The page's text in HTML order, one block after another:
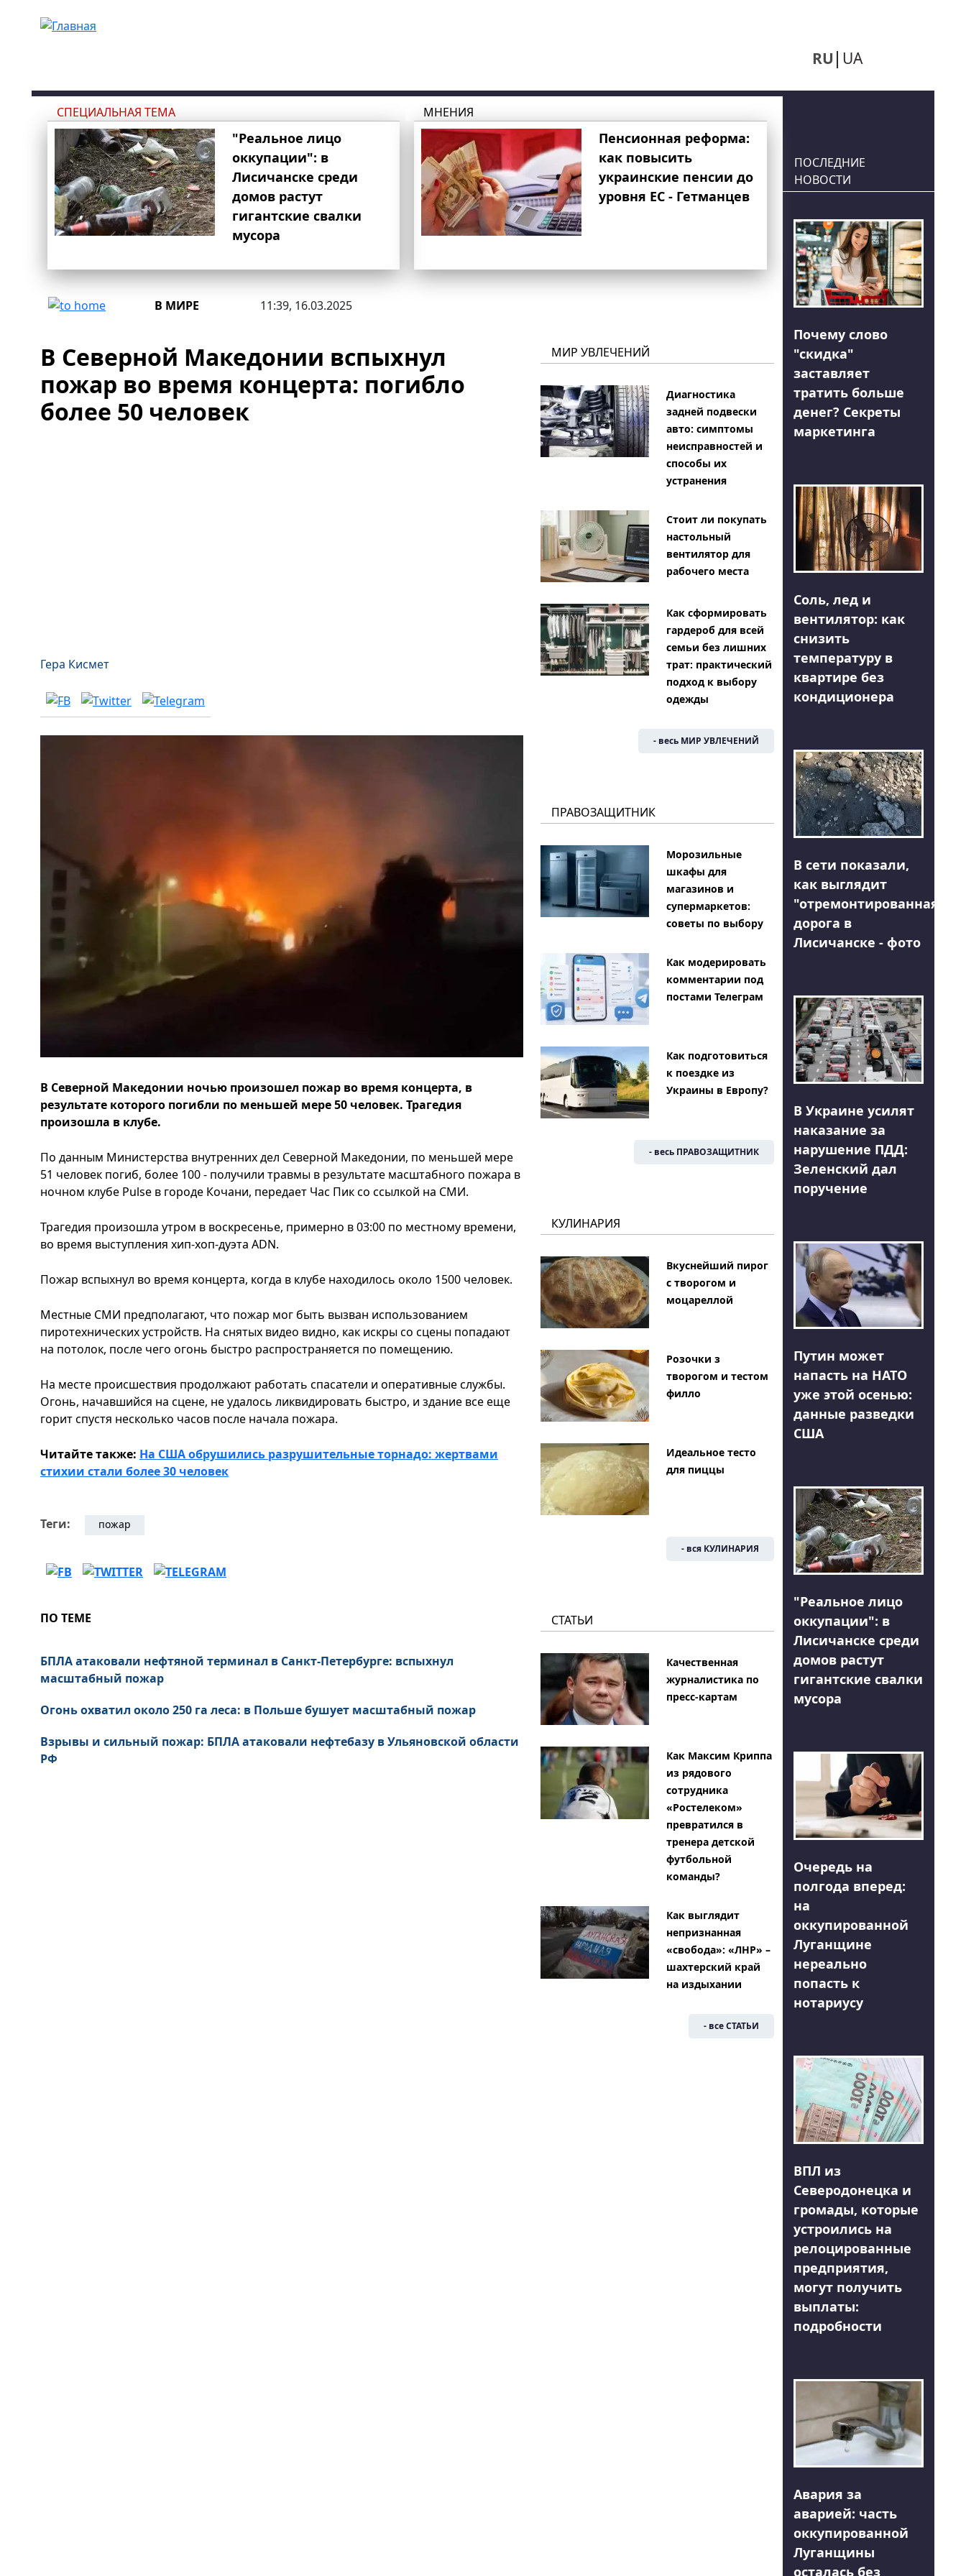
RU UA
СПЕЦИАЛЬНАЯ ТЕМА
"Реальное лицо
оккупации": в
Лисичанске среди
домов растут
гигантские свалки
мусора
МНЕНИЯ
Пенсионная реформа:
как повысить
украинские пенсии до
уровня ЕС - Гетманцев
В МИРЕ 11:39, 16.03.2025
В Северной Македонии вспыхнул
пожар во время концерта: погибло
более 50 человек
Гера Кисмет
В Северной Македонии ночью произошел пожар во время концерта, в
результате которого погибли по меньшей мере 50 человек. Трагедия
произошла в клубе.
По данным Министерства внутренних дел Северной Македонии, по меньшей мере
51 человек погиб, более 100 - получили травмы в результате масштабного пожара в
ночном клубе Pulse в городе Кочани, передает Час Пик со ссылкой на СМИ.
Трагедия произошла утром в воскресенье, примерно в 03:00 по местному времени,
во время выступления хип-хоп-дуэта ADN.
Пожар вспыхнул во время концерта, когда в клубе находилось около 1500 человек.
Местные СМИ предполагают, что пожар мог быть вызван использованием
пиротехнических устройств. На снятых видео видно, как искры со сцены попадают
на потолок, после чего огонь быстро распространяется по помещению.
На месте происшествия продолжают работать спасатели и оперативные службы.
Огонь, начавшийся на сцене, не удалось ликвидировать быстро, и здание все еще
горит спустя несколько часов после начала пожара.
Читайте также: На США обрушились разрушительные торнадо: жертвами
стихии стали более 30 человек
Теги: пожар
ПО ТЕМЕ
БПЛА атаковали нефтяной терминал в Санкт-Петербурге: вспыхнул
масштабный пожар
Огонь охватил около 250 га леса: в Польше бушует масштабный пожар
Взрывы и сильный пожар: БПЛА атаковали нефтебазу в Ульяновской области
РФ
МИР УВЛЕЧЕНИЙ
Диагностика
задней подвески
авто: симптомы
неисправностей и
способы их
устранения
Стоит ли покупать
настольный
вентилятор для
рабочего места
Как сформировать
гардероб для всей
семьи без лишних
трат: практический
подход к выбору
одежды
- весь МИР УВЛЕЧЕНИЙ
ПРАВОЗАЩИТНИК
Морозильные
шкафы для
магазинов и
супермаркетов:
советы по выбору
Как модерировать
комментарии под
постами Телеграм
Как подготовиться
к поездке из
Украины в Европу?
- весь ПРАВОЗАЩИТНИК
КУЛИНАРИЯ
Вкуснейший пирог
с творогом и
моцареллой
Розочки з
творогом и тестом
филло
Идеальное тесто
для пиццы
- вся КУЛИНАРИЯ
СТАТЬИ
Качественная
журналистика по
пресс-картам
Как Максим Криппа
из рядового
сотрудника
«Ростелеком»
превратился в
тренера детской
футбольной
команды?
Как выглядит
непризнанная
«свобода»: «ЛНР» –
шахтерский край
на издыхании
- все СТАТЬИ
ПОСЛЕДНИЕ
НОВОСТИ
Почему слово
"скидка"
заставляет
тратить больше
денег? Секреты
маркетинга
Соль, лед и
вентилятор: как
снизить
температуру в
квартире без
кондиционера
В сети показали,
как выглядит
"отремонтированная"
дорога в
Лисичанске - фото
В Украине усилят
наказание за
нарушение ПДД:
Зеленский дал
поручение
Путин может
напасть на НАТО
уже этой осенью:
данные разведки
США
"Реальное лицо
оккупации": в
Лисичанске среди
домов растут
гигантские свалки
мусора
Очередь на
полгода вперед:
на
оккупированной
Луганщине
нереально
попасть к
нотариусу
ВПЛ из
Северодонецка и
громады, которые
устроились на
релоцированные
предприятия,
могут получить
выплаты:
подробности
Авария за
аварией: часть
оккупированной
Луганщины
осталась без